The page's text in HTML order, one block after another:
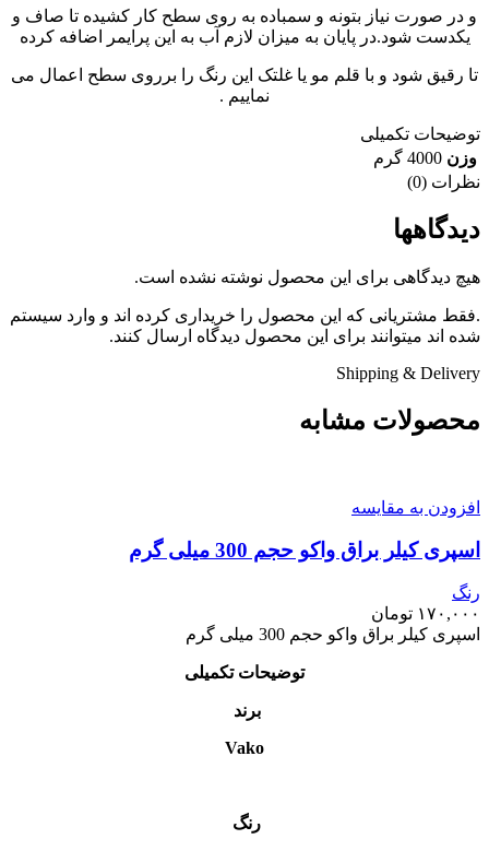
و در صورت نیاز بتونه و سمباده به روی سطح کار کشیده تا صاف و
یکدست شود.در پایان به میزان لازم آب به این پرایمر اضافه کرده
تا رقیق شود و با قلم مو یا غلتک این رنگ را برروی سطح اعمال می
نماییم .
توضیحات تکمیلی
وزن 4000 گرم
نظرات (0)
دیدگاهها
هیچ دیدگاهی برای این محصول نوشته نشده است.
.فقط مشتریانی که این محصول را خریداری کرده اند و وارد سیستم
شده اند میتوانند برای این محصول دیدگاه ارسال کنند.
Shipping & Delivery
محصولات مشابه
افزودن به مقایسه
اسپری کیلر براق واکو حجم 300 میلی گرم
رنگ
۱۷۰,۰۰۰ تومان
اسپری کیلر براق واکو حجم 300 میلی گرم
توضیحات تکمیلی
برند
Vako
رنگ